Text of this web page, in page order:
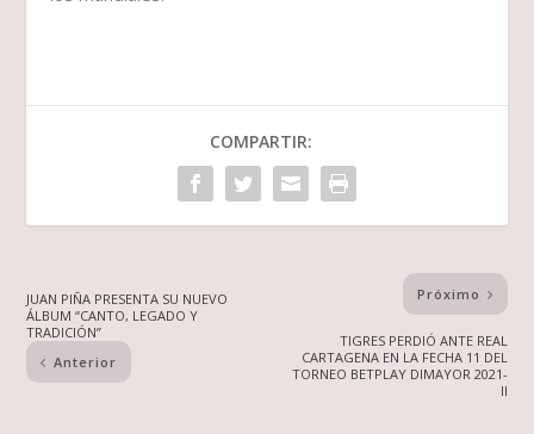
COMPARTIR:
JUAN PIÑA PRESENTA SU NUEVO
ÁLBUM “CANTO, LEGADO Y
TRADICIÓN”
Anterior
Próximo
TIGRES PERDIÓ ANTE REAL
CARTAGENA EN LA FECHA 11 DEL
TORNEO BETPLAY DIMAYOR 2021-
II